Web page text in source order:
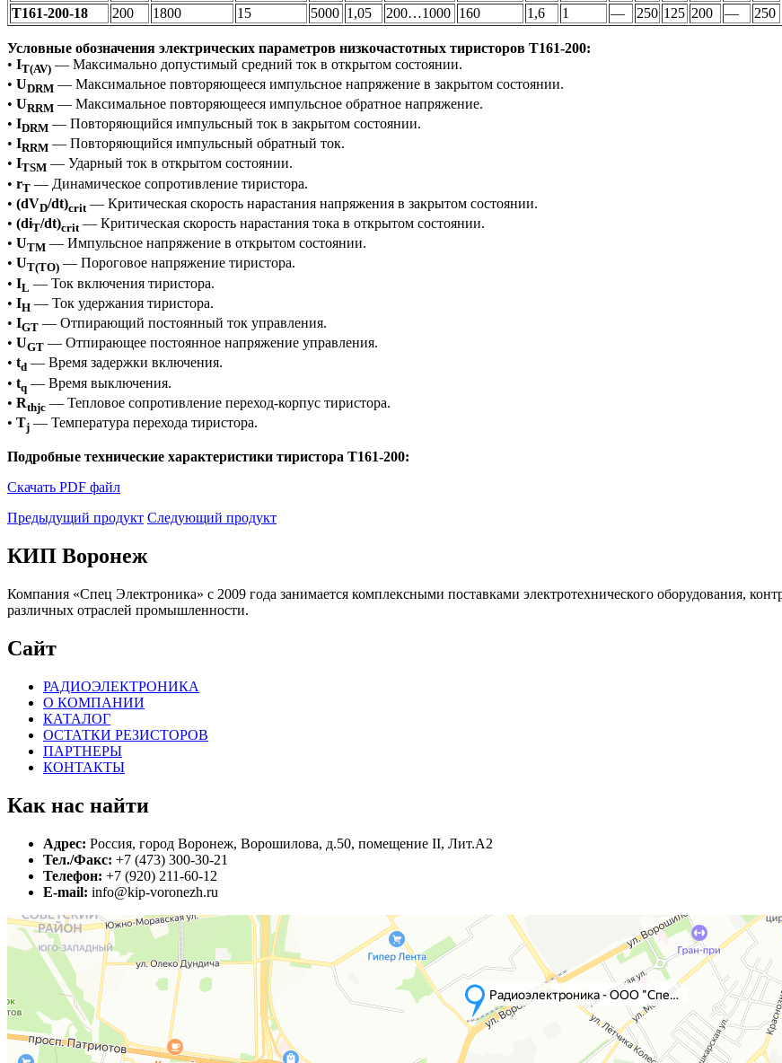
Т161-200-18
200 1800 15 5000 1,05 200…1000 160 1,6 1 — 250 125 200 — 250
Условные обозначения электрических параметров низкочастотных тиристоров Т161-200:
• IT(AV) — Максимально допустимый средний ток в открытом состоянии.
• UDRM — Максимальное повторяющееся импульсное напряжение в закрытом состоянии.
• URRM — Максимальное повторяющееся импульсное обратное напряжение.
• IDRM — Повторяющийся импульсный ток в закрытом состоянии.
• IRRM — Повторяющийся импульсный обратный ток.
• ITSM — Ударный ток в открытом состоянии.
• rT — Динамическое сопротивление тиристора.
• (dVD/dt)crit — Критическая скорость нарастания напряжения в закрытом состоянии.
• (diT/dt)crit — Критическая скорость нарастания тока в открытом состоянии.
• UTM — Импульсное напряжение в открытом состоянии.
• UT(TO) — Пороговое напряжение тиристора.
• IL — Ток включения тиристора.
• IH — Ток удержания тиристора.
• IGT — Отпирающий постоянный ток управления.
• UGT — Отпирающее постоянное напряжение управления.
• td — Время задержки включения.
• tq — Время выключения.
• Rthjc — Тепловое сопротивление переход-корпус тиристора.
• Tj — Температура перехода тиристора.
Подробные технические характеристики тиристора Т161-200:
Скачать PDF файл
Предыдущий продукт Следующий продукт
КИП Воронеж
Компания «Спец Электроника» c 2009 года занимается комплексными поставками электротехнического оборудования,
различных отраслей промышленности.
Сайт
РАДИОЭЛЕКТРОНИКА
О КОМПАНИИ
КАТАЛОГ
ОСТАТКИ РЕЗИСТОРОВ
ПАРТНЕРЫ
КОНТАКТЫ
Как нас найти
Адрес: Россия, город Воронеж, Ворошилова, д.50, помещение II, Лит.А2
Тел./Факс: +7 (473) 300-30-21
Телефон: +7 (920) 211-60-12
E-mail: info@kip-voronezh.ru